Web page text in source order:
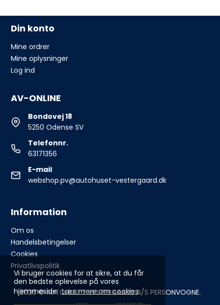
Vi bruger cookies for at sikre, at du får
den bedste oplevelse på vores
hjemmeside.Læs mere om cookies
Din konto
Mine ordrer
Mine oplysninger
Log ind
AV-ONLINE
Bondovej 18
5250 Odense SV
Telefonnr.
63171356
E-mail
webshop.pv@autohuset-vestergaard.dk
Information
Om os
Handelsbetingelser
Cookies
Privatlivspolitik
2026 © AUTOHUSET VESTERGAARD A/S PERSONVOGNE.